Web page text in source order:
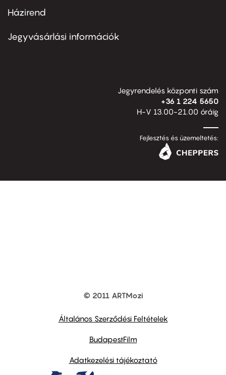
Footer
second
Házirend
Jegyvásárlási információk
Jegyrendelés központi szám
+36 1 224 5650
H-V 13.00-21.00 óráig
Fejlesztés és üzemeltetés:
© 2011 ARTMozi
Általános Szerződési Feltételek
BudapestFilm
Adatkezelési tájékoztató